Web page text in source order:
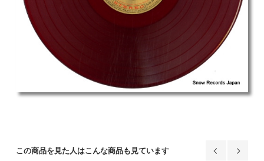
この商品を見た人はこんな商品も見ています